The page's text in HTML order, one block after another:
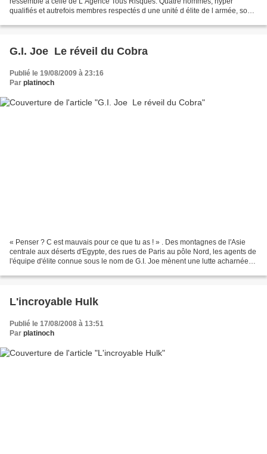
qualifiés et autrefois membres respectés d une unité d élite de l armée, sont
G.I. Joe  Le réveil du Cobra
Publié le 19/08/2009 à 23:16
Par platinoch
« Penser ? C est mauvais pour ce que tu as ! » . Des montagnes de l'Asie
centrale aux déserts d'Egypte, des rues de Paris au pôle Nord, les agents de
l'équipe d'élite connue sous le nom de G.I. Joe mènent une lutte acharnée
L'incroyable Hulk
Publié le 17/08/2008 à 13:51
Par platinoch